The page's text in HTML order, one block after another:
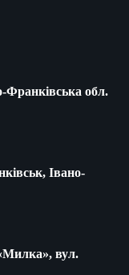
Франківська обл.
Івано-
вул.